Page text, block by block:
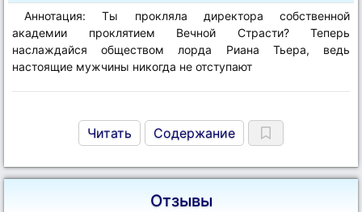
Аннотация: Ты прокляла директора собственной
академии проклятием Вечной Страсти? Теперь
наслаждайся обществом лорда Риана Тьера, ведь
настоящие мужчины никогда не отступают
Читать Содержание
Отзывы